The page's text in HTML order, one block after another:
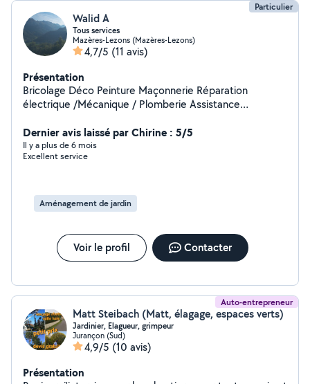
Particulier
Walid A
Tous services
Mazères-Lezons (Mazères-Lezons)
4,7/5 (11 avis)
Présentation
Bricolage Déco Peinture Maçonnerie Réparation
électrique /Mécanique / Plomberie Assistance
déménagement/ Montage et installation
Dernier avis laissé par Chirine : 5/5
Il y a plus de 6 mois
Excellent service
Aménagement de jardin
Voir le profil Contacter
Auto-entrepreneur
Matt Steibach (Matt, élagage, espaces verts)
Jardinier, Elagueur, grimpeur
Jurançon (Sud)
4,9/5 (10 avis)
Présentation